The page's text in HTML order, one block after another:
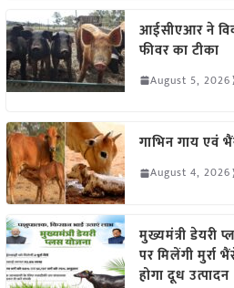
आईसीएआर ने
फीवर का टीका
August 5, 2026
गाभिन गाय एवं
August 4, 2026
मुख्यमंत्री डेयरी
पर मिलेंगी मुर्रा
होगा दूध उत्पादन